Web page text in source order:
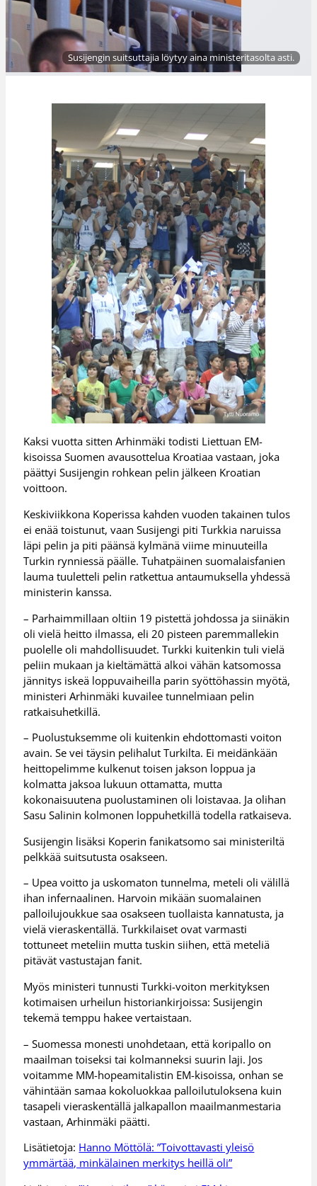
Susijengin suitsuttajia löytyy aina ministeritasolta asti.
Kaksi vuotta sitten Arhinmäki todisti Liettuan EM-
kisoissa Suomen avausottelua Kroatiaa vastaan, joka
päättyi Susijengin rohkean pelin jälkeen Kroatian
voittoon.
Keskiviikkona Koperissa kahden vuoden takainen tulos
ei enää toistunut, vaan Susijengi piti Turkkia naruissa
läpi pelin ja piti päänsä kylmänä viime minuuteilla
Turkin rynniessä päälle. Tuhatpäinen suomalaisfanien
lauma tuuletteli pelin ratkettua antaumuksella yhdessä
ministerin kanssa.
– Parhaimmillaan oltiin 19 pistettä johdossa ja siinäkin
oli vielä heitto ilmassa, eli 20 pisteen paremmallekin
puolelle oli mahdollisuudet. Turkki kuitenkin tuli vielä
peliin mukaan ja kieltämättä alkoi vähän katsomossa
jännitys iskeä loppuvaiheilla parin syöttöhassin myötä,
ministeri Arhinmäki kuvailee tunnelmiaan pelin
ratkaisuhetkillä.
– Puolustuksemme oli kuitenkin ehdottomasti voiton
avain. Se vei täysin pelihalut Turkilta. Ei meidänkään
heittopelimme kulkenut toisen jakson loppua ja
kolmatta jaksoa lukuun ottamatta, mutta
kokonaisuutena puolustaminen oli loistavaa. Ja olihan
Sasu Salinin kolmonen loppuhetkillä todella ratkaiseva.
Susijengin lisäksi Koperin fanikatsomo sai ministeriltä
pelkkää suitsutusta osakseen.
– Upea voitto ja uskomaton tunnelma, meteli oli välillä
ihan infernaalinen. Harvoin mikään suomalainen
palloilujoukkue saa osakseen tuollaista kannatusta, ja
vielä vieraskentällä. Turkkilaiset ovat varmasti
tottuneet meteliin mutta tuskin siihen, että meteliä
pitävät vastustajan fanit.
Myös ministeri tunnusti Turkki-voiton merkityksen
kotimaisen urheilun historiankirjoissa: Susijengin
tekemä temppu hakee vertaistaan.
– Suomessa monesti unohdetaan, että koripallo on
maailman toiseksi tai kolmanneksi suurin laji. Jos
voitamme MM-hopeamitalistin EM-kisoissa, onhan se
vähintään samaa kokoluokkaa palloilutuloksena kuin
tasapeli vieraskentällä jalkapallon maailmanmestaria
vastaan, Arhinmäki päätti.
Lisätietoja: Hanno Möttölä: ”Toivottavasti yleisö
ymmärtää, minkälainen merkitys heillä oli”